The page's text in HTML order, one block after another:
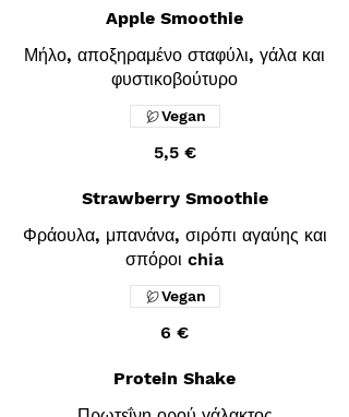
Apple Smoothie
Μήλο, αποξηραμένο σταφύλι, γάλα και
φυστικοβούτυρο
5,5 €
Vegan
Strawberry Smoothie
Φράουλα, μπανάνα, σιρόπι αγαύης και
σπόροι chia
6 €
Vegan
Protein Shake